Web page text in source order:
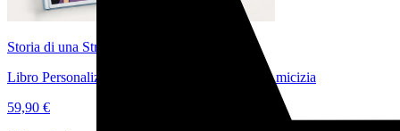
Storia di una Straordinaria Amicizia
Libro Personalizzato per Raccontare la vostra Amicizia
59,90 €